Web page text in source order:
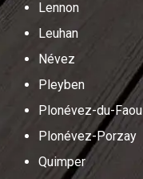
Lennon
Leuhan
Névez
Pleyben
Plonévez-du-Faou
Plonévez-Porzay
Quimper